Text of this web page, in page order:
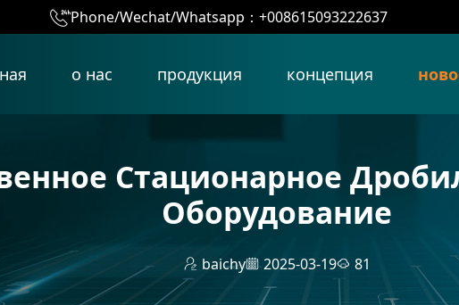
Phone/Wechat/Whatsapp：+008615093222637
о нас продукция концепция
Стационарное
Оборудование
baichy 2025-03-19 81